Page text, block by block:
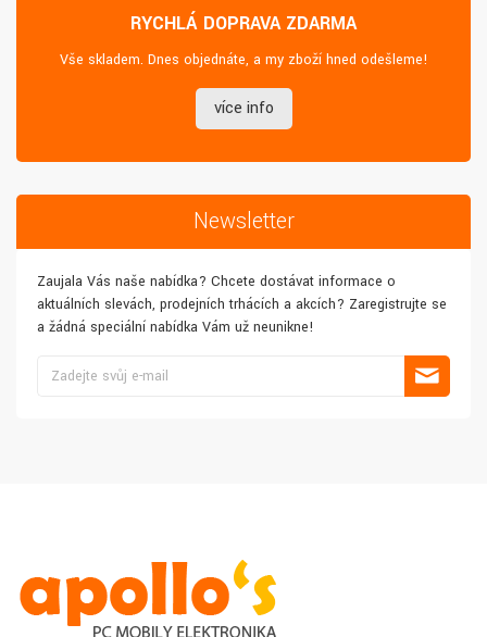
RYCHLÁ DOPRAVA ZDARMA
Vše skladem. Dnes objednáte, a my zboží hned odešleme!
více info
Newsletter
Zaujala Vás naše nabídka? Chcete dostávat informace o
aktuálních slevách, prodejních trhácích a akcích? Zaregistrujte se
a žádná speciální nabídka Vám už neunikne!